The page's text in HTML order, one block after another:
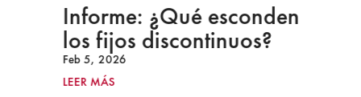
Informe: ¿Qué esconden
los fijos discontinuos?
Feb 5, 2026
LEER MÁS